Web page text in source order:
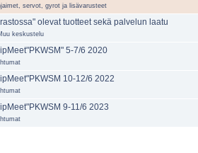
servot, gyrot ja lisävarusteet
olevat tuotteet sekä palvelun laatu
keskustelu
5-7/6 2020
10-12/6 2022
9-11/6 2023